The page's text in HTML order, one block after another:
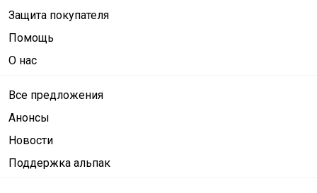
Защита покупателя
Помощь
О нас
Все предложения
Анонсы
Новости
Поддержка альпак